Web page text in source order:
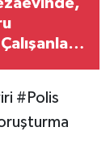
#Polis